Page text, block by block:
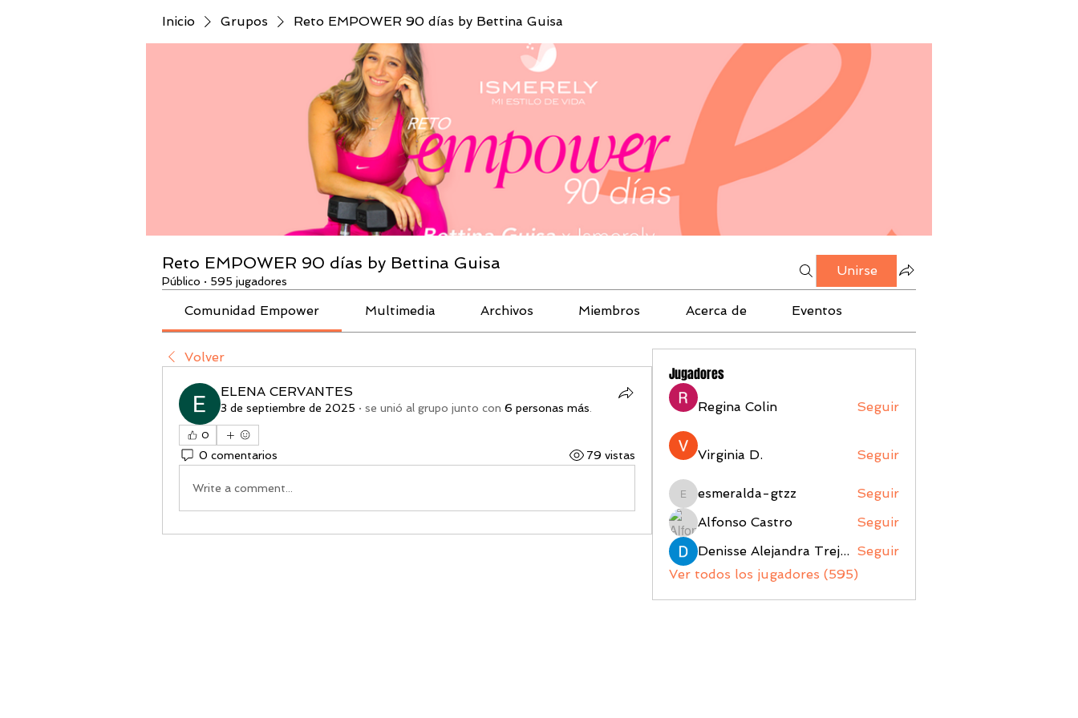
Inicio Grupos Reto EMPOWER 90 días by Bettina Guisa
Reto EMPOWER 90 días by Bettina Guisa
Público · 595 jugadores
Unirse
Comunidad Empower Multimedia Archivos Miembros Acerca de Eventos
Volver
ELENA CERVANTES
3 de septiembre de 2025 · se unió al grupo junto con 6 personas más
0
0 comentarios 79 vistas
Write a comment...
Jugadores
Regina Colin Seguir
Virginia D. Seguir
esmeralda-gtzz
esmeralda-gtzz
Seguir
Alfonso Castro
Seguir
Denisse Alejandra Trejo Lopez Seguir
Ver todos los jugadores (595)